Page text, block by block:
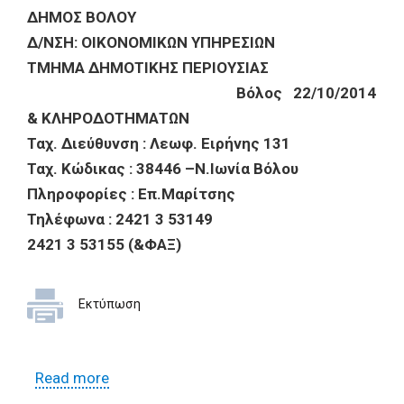
ΔΗΜΟΣ ΒΟΛΟΥ
Δ/ΝΣΗ: ΟΙΚΟΝΟΜΙΚΩΝ ΥΠΗΡΕΣΙΩΝ
ΤΜΗΜΑ ΔΗΜΟΤΙΚΗΣ ΠΕΡΙΟΥΣΙΑΣ
Βόλος 22/10/2014
& ΚΛΗΡΟΔΟΤΗΜΑΤΩΝ
Ταχ. Διεύθυνση : Λεωφ. Ειρήνης 131
Ταχ. Κώδικας : 38446 –Ν.Ιωνία Βόλου
Πληροφορίες : Επ.Μαρίτσης
Τηλέφωνα : 2421 3 53149
2421 3 53155 (&ΦΑΞ)
Εκτύπωση
Read moreabout Όροι διακήρυξης δημοπρασίας για